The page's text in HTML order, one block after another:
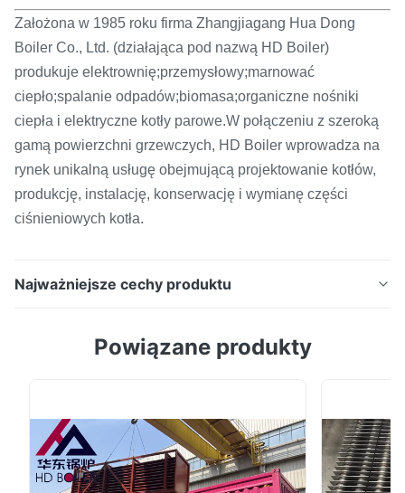
Założona w 1985 roku firma Zhangjiagang Hua Dong
Boiler Co., Ltd. (działająca pod nazwą HD Boiler)
produkuje elektrownię;przemysłowy;marnować
ciepło;spalanie odpadów;biomasa;organiczne nośniki
ciepła i elektryczne kotły parowe.W połączeniu z szeroką
gamą powierzchni grzewczych, HD Boiler wprowadza na
rynek unikalną usługę obejmującą projektowanie kotłów,
produkcję, instalację, konserwację i wymianę części
ciśnieniowych kotła.
Najważniejsze cechy produktu
wysokoczęstotliwościowego, rura żebrowa do
składają się z zespołu płaszcza i rur żebrowanych. 2.
Płetwy służą do zwiększenia efektywnej powierzchni
rur wymiennika ciepła. ...
Powiązane produkty